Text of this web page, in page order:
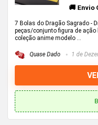
🚚 Envio
7 Bolas do Dragão Sagrado -
peças/conjunto figura de
coleção anime modelo ...
Quase Dado 1 de